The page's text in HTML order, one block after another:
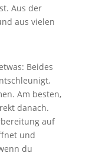
Aus der
aus vielen
Beides
Am besten,
danach.
auf
und
du